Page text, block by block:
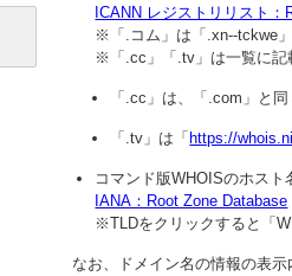
ICANN レジストリリスト
※「.コム」は「.xn--tckwe
※「.cc」「.tv」は一覧に記
「.cc」は、「.com」と
「.tv」は「 https://
コマンド版WHOISのホスト
IANA：Root Zone Database
※TLDをクリックすると「
なお、ドメイン名の情報の表